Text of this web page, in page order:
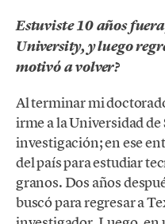
Estuviste 10 años
University, y luego
motivó a volver?
Al terminar mi
irme a la Universidad de
investigación; en ese
del país para estudiar
granos. Dos años
buscó para regresar a